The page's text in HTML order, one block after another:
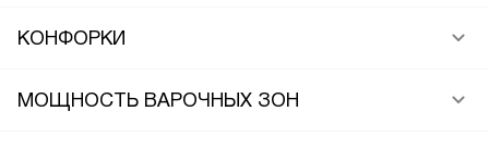
КОНФОРКИ
МОЩНОСТЬ ВАРОЧНЫХ ЗОН